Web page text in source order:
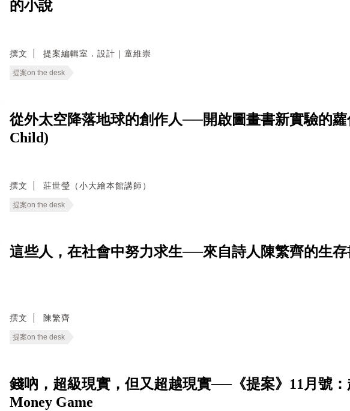
的小說
撰文 提案編輯室．設計｜童維崇
提案on the desk
從外太空降落地球的創作人──開啟圖畫書新實驗的
Child)
撰文 莊世瑩（小大繪本館講師）
提案on the desk
這些人，在社會中努力求生──來自詩人陳繁齊的生存
撰文 陳繁齊
提案on the desk
錢吶，超級現實，但又超越現實──《提案》11月號
Money Game